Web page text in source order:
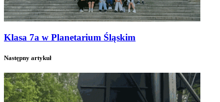
Klasa 7a w Planetarium Śląskim
Następny artykuł